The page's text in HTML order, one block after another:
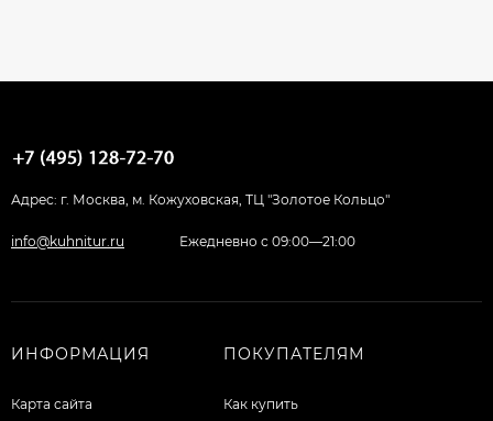
Адрес: г. Москва, м. Кожуховская, ТЦ "Золотое Кольцо"
info@kuhnitur.ru Ежедневно с 09:00—21:00
ИНФОРМАЦИЯ
Карта сайта
ПОКУПАТЕЛЯМ
Как купить